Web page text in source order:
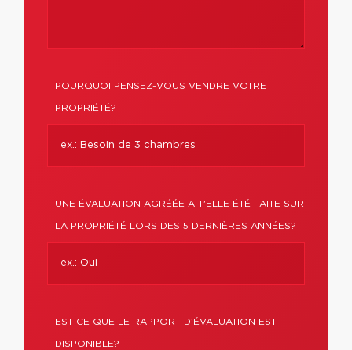
POURQUOI PENSEZ-VOUS VENDRE VOTRE
PROPRIÉTÉ?
UNE ÉVALUATION AGRÉÉE A-T'ELLE ÉTÉ FAITE SUR
LA PROPRIÉTÉ LORS DES 5 DERNIÈRES ANNÉES?
EST-CE QUE LE RAPPORT D’ÉVALUATION EST
DISPONIBLE?